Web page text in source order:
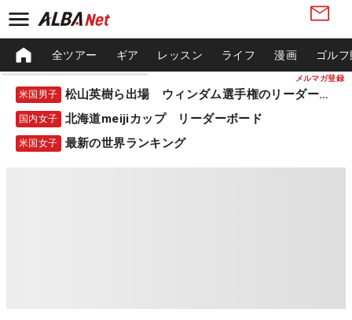
メルマガ登録
全ツアー ギア レッスン ライフ 漫画 ゴル
米国男子 松山英樹ら出場 ウィンダム選手権のリーダーボード
国内女子 北海道meijiカップ リーダーボード
米国女子 最新の世界ランキング